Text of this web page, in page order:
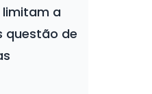
limitam a
questão de